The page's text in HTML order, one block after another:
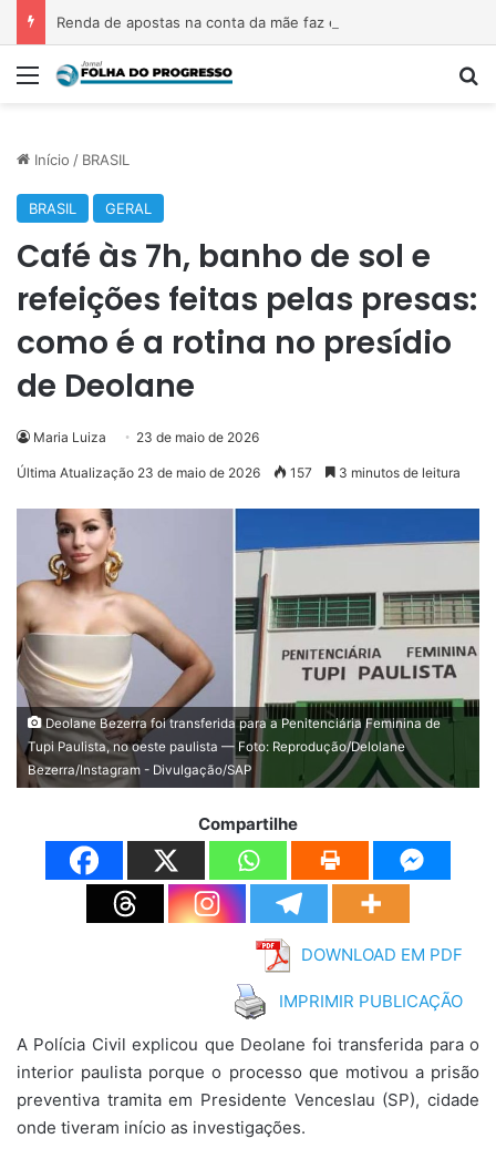
Menu
Início / BRASIL
BRASIL GERAL
Café às 7h, banho de sol e
refeições feitas pelas presas:
como é a rotina no presídio
de Deolane
Maria Luiza 23 de maio de 2026
Última Atualização 23 de maio de 2026 157 3 minutos de leitura
Deolane Bezerra foi transferida para a Penitenciária Feminina de
Tupi Paulista, no oeste paulista — Foto: Reprodução/Delolane
Bezerra/Instagram - Divulgação/SAP
Compartilhe
DOWNLOAD EM PDF
IMPRIMIR PUBLICAÇÃO
A Polícia Civil explicou que Deolane foi transferida para o
interior paulista porque o processo que motivou a prisão
preventiva tramita em Presidente Venceslau (SP), cidade
onde tiveram início as investigações.